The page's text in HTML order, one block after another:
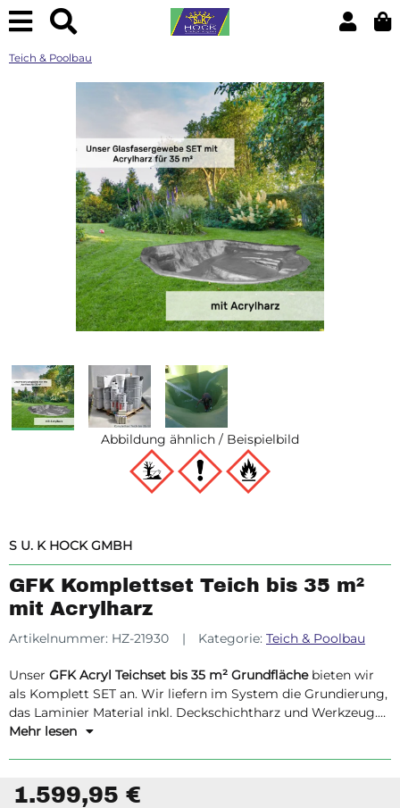
Teich & Poolbau
Abbildung ähnlich / Beispielbild
S U. K HOCK GMBH
GFK Komplettset Teich bis 35 m²
mit Acrylharz
Artikelnummer: HZ-21930 Kategorie: Teich & Poolbau
Unser GFK Acryl Teichset bis 35 m² Grundfläche bieten wir
als Komplett SET an. Wir liefern im System die Grundierung,
das Laminier Material inkl. Deckschichtharz und Werkzeug.
Die einzige Voraussetzung:
Mehr lesen
1.599,95 €